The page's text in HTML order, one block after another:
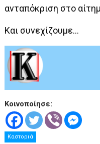
ανταπόκριση στο
Και συνεχίζουμε…
Κοινοποίησε:
Καστοριά